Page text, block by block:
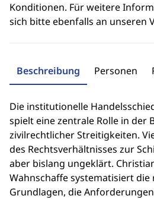
Konditionen. Für weitere
sich bitte ebenfalls an unseren
Beschreibung Personen
Die institutionelle
spielt eine zentrale Rolle in der
zivilrechtlicher Streitigkeiten.
des Rechtsverhältnisses zur
aber bislang ungeklärt.
Wahnschaffe systematisiert die
Grundlagen, die